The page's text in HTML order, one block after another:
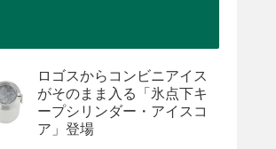
ロゴスからコンビニアイス
がそのまま入る「氷点下キ
ープシリンダー・アイスコ
ア」登場